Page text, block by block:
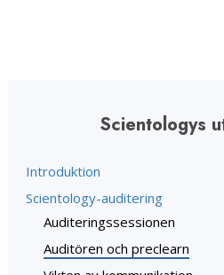
Scientologys
Introduktion
Scientology-auditering
Auditeringssessionen
Auditören och preclearn